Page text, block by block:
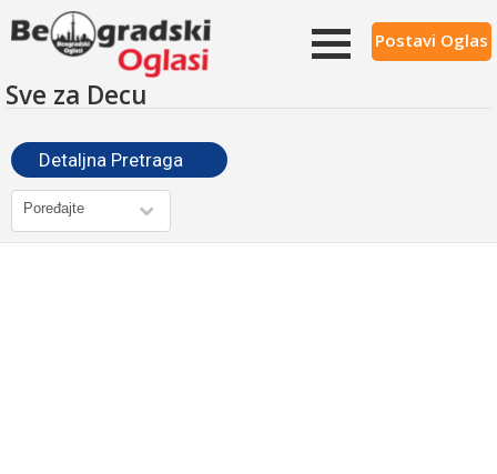
Postavi Oglas
Sve za Decu
Detaljna Pretraga